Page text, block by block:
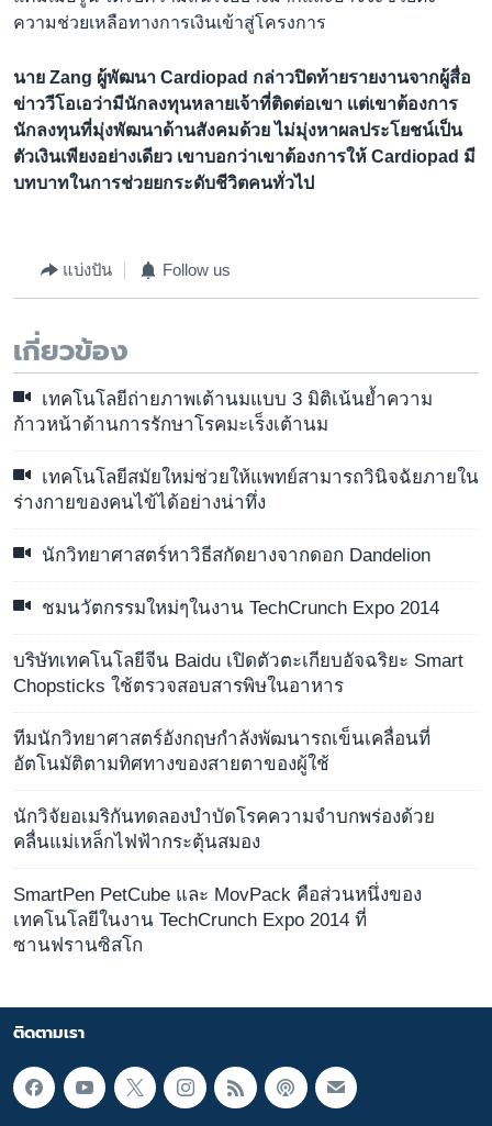
ความช่วยเหลือทางการเงินเข้าสู่โครงการ
นาย Zang ผู้พัฒนา Cardiopad กล่าวปิดท้ายรายงานจากผู้สื่อ
ข่าววีโอเอว่ามีนักลงทุนหลายเจ้าที่ติดต่อเขา เเต่เขาต้องการ
นักลงทุนที่มุ่งพัฒนาด้านสังคมด้วย ไม่มุ่งหาผลประโยชน์เป็น
ตัวเงินเพียงอย่างเดียว เขาบอกว่าเขาต้องการให้ Cardiopad มี
บทบาทในการช่วยยกระดับชีวิตคนทั่วไป
แบ่งปัน Follow us
เกี่ยวข้อง
เทคโนโลยีถ่ายภาพเต้านมแบบ 3 มิติเน้นย้ำความ
ก้าวหน้าด้านการรักษาโรคมะเร็งเต้านม
เทคโนโลยีสมัยใหม่ช่วยให้แพทย์สามารถวินิจฉัยภายใน
ร่างกายของคนไข้ได้อย่างน่าทึ่ง
นักวิทยาศาสตร์หาวิธีสกัดยางจากดอก Dandelion
ชมนวัตกรรมใหม่ๆในงาน TechCrunch Expo 2014
บริษัทเทคโนโลยีจีน Baidu เปิดตัวตะเกียบอัจฉริยะ Smart
Chopsticks ใช้ตรวจสอบสารพิษในอาหาร
ทีมนักวิทยาศาสตร์อังกฤษกำลังพัฒนารถเข็นเคลื่อนที่
อัตโนมัติตามทิศทางของสายตาของผู้ใช้
นักวิจัยอเมริกันทดลองบำบัดโรคความจำบกพร่องด้วย
คลื่นแม่เหล็กไฟฟ้ากระตุ้นสมอง
SmartPen PetCube และ MovPack คือส่วนหนึ่งของ
เทคโนโลยีในงาน TechCrunch Expo 2014 ที่
ซานฟรานซิสโก
ติดตามเรา